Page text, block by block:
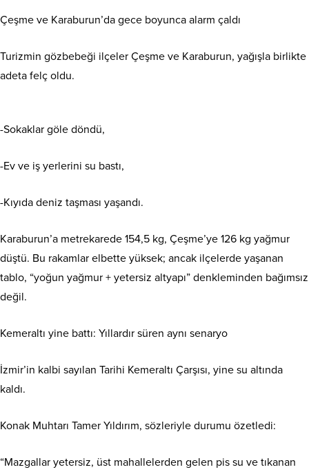
Çeşme ve Karaburun’da gece boyunca alarm çaldı
Turizmin gözbebeği ilçeler Çeşme ve Karaburun, yağışla birlikte
adeta felç oldu.
-Sokaklar göle döndü,
-Ev ve iş yerlerini su bastı,
-Kıyıda deniz taşması yaşandı.
Karaburun’a metrekarede 154,5 kg, Çeşme’ye 126 kg yağmur
düştü. Bu rakamlar elbette yüksek; ancak ilçelerde yaşanan
tablo, “yoğun yağmur + yetersiz altyapı” denkleminden bağımsız
değil.
Kemeraltı yine battı: Yıllardır süren aynı senaryo
İzmir’in kalbi sayılan Tarihi Kemeraltı Çarşısı, yine su altında
kaldı.
Konak Muhtarı Tamer Yıldırım, sözleriyle durumu özetledi:
“Mazgallar yetersiz, üst mahallelerden gelen pis su ve tıkanan